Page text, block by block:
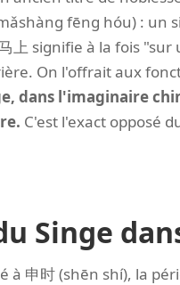
fēng hóu) :
上 signifie à la fois
On l'offrait aux
dans l'imaginaire
C'est l'exact opposé
Singe
à 申时 (shēn shí), la